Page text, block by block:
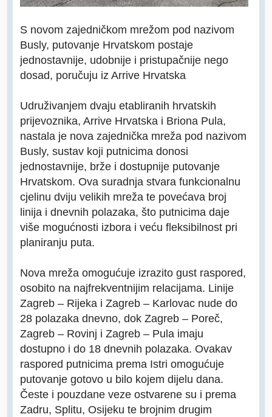
S novom zajedničkom mrežom pod nazivom
Busly, putovanje Hrvatskom postaje
jednostavnije, udobnije i pristupačnije nego
dosad, poručuju iz Arrive Hrvatska
Udruživanjem dvaju etabliranih hrvatskih
prijevoznika, Arrive Hrvatska i Briona Pula,
nastala je nova zajednička mreža pod nazivom
Busly, sustav koji putnicima donosi
jednostavnije, brže i dostupnije putovanje
Hrvatskom. Ova suradnja stvara funkcionalnu
cjelinu dviju velikih mreža te povećava broj
linija i dnevnih polazaka, što putnicima daje
više mogućnosti izbora i veću fleksibilnost pri
planiranju puta.
Nova mreža omogućuje izrazito gust raspored,
osobito na najfrekventnijim relacijama. Linije
Zagreb – Rijeka i Zagreb – Karlovac nude do
28 polazaka dnevno, dok Zagreb – Poreč,
Zagreb – Rovinj i Zagreb – Pula imaju
dostupno i do 18 dnevnih polazaka. Ovakav
raspored putnicima prema Istri omogućuje
putovanje gotovo u bilo kojem dijelu dana.
Česte i pouzdane veze ostvarene su i prema
Zadru, Splitu, Osijeku te brojnim drugim